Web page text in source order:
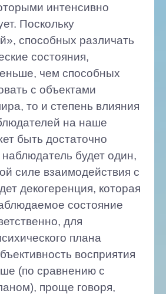
интенсивно
Поскольку
способных различать
состояния,
чем способных
с объектами
то и степень влияния
на наше
быть достаточно
будет один,
силе взаимодействия с
декогеренция, которая
состояние
для
плана
восприятия
(по сравнению с
проще говоря,